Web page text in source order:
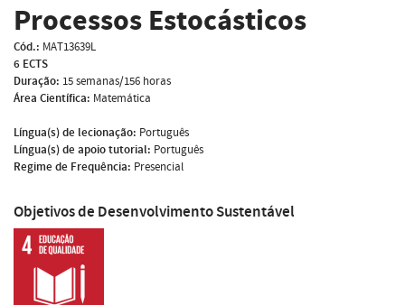
Processos Estocásticos
Cód.: MAT13639L
6 ECTS
Duração: 15 semanas/156 horas
Área Científica: Matemática
Língua(s) de lecionação: Português
Língua(s) de apoio tutorial: Português
Regime de Frequência: Presencial
Objetivos de Desenvolvimento Sustentável